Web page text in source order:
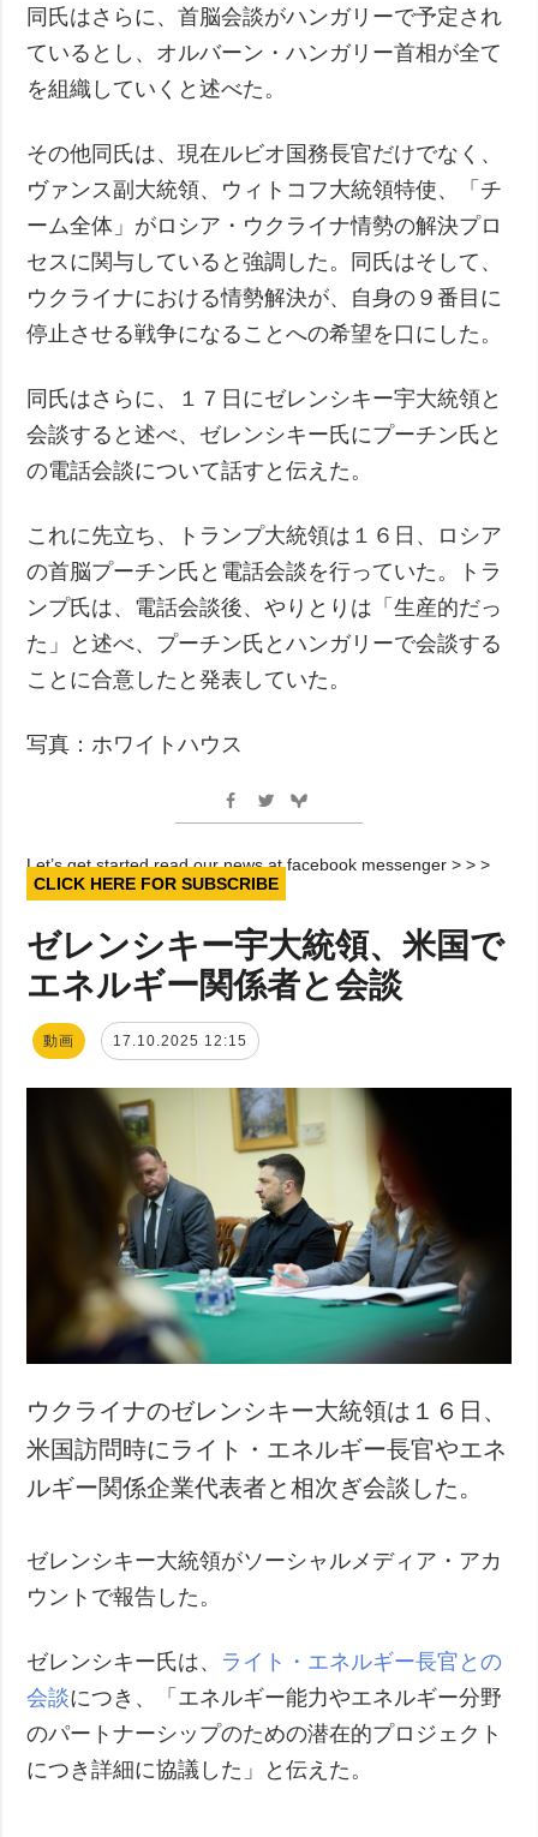
同氏はさらに、首脳会談がハンガリーで予定され
ているとし、オルバーン・ハンガリー首相が全て
を組織していくと述べた。
その他同氏は、現在ルビオ国務長官だけでなく、
ヴァンス副大統領、ウィトコフ大統領特使、「チ
ーム全体」がロシア・ウクライナ情勢の解決プロ
セスに関与していると強調した。同氏はそして、
ウクライナにおける情勢解決が、自身の９番目に
停止させる戦争になることへの希望を口にした。
同氏はさらに、１７日にゼレンシキー宇大統領と
会談すると述べ、ゼレンシキー氏にプーチン氏と
の電話会談について話すと伝えた。
これに先立ち、トランプ大統領は１６日、ロシア
の首脳プーチン氏と電話会談を行っていた。トラ
ンプ氏は、電話会談後、やりとりは「生産的だっ
た」と述べ、プーチン氏とハンガリーで会談する
ことに合意したと発表していた。
写真：ホワイトハウス
Let’s get started read our news at facebook messenger > > >
CLICK HERE FOR SUBSCRIBE
ゼレンシキー宇大統領、米国で
エネルギー関係者と会談
動画 17.10.2025 12:15
ウクライナのゼレンシキー大統領は１６日、
米国訪問時にライト・エネルギー長官やエネ
ルギー関係企業代表者と相次ぎ会談した。
ゼレンシキー大統領がソーシャルメディア・アカ
ウントで報告した。
ゼレンシキー氏は、 ライト・エネルギー長官との
会談につき、「エネルギー能力やエネルギー分野
のパートナーシップのための潜在的プロジェクト
につき詳細に協議した」と伝えた。